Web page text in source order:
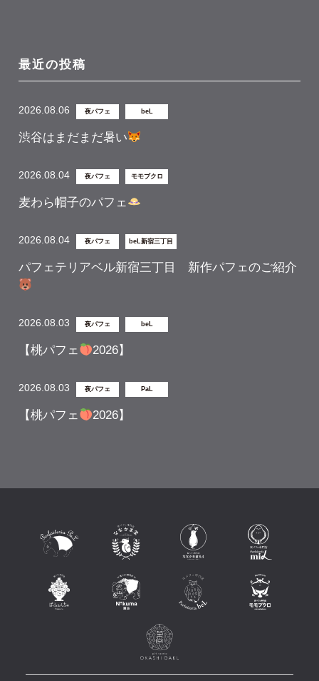
最近の投稿
2026.08.06 夜パフェ beL
渋谷はまだまだ暑い
2026.08.04 夜パフェ モモブクロ
麦わら帽子のパフェ
2026.08.04 夜パフェ beL新宿三丁目
パフェテリアベル新宿三丁目 新作パフェのご紹介
2026.08.03 夜パフェ beL
【桃パフェ 2026】
2026.08.03 夜パフェ PaL
【桃パフェ 2026】